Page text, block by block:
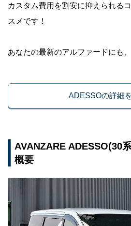
カスタム費用を割安に抑えられる
スメです！
あなたの最新のアルファードにも
ADESSOの詳細
AVANZARE ADESSO(30
概要